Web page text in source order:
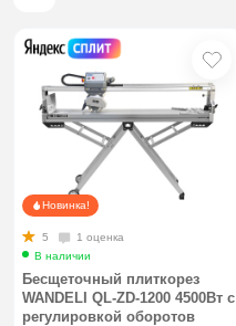
Новинка!
5
1 оценка
В наличии
Бесщеточный плиткорез
WANDELI QL-ZD-1200 4500Вт с
регулировкой оборотов